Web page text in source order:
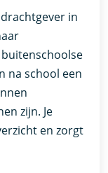
in
na school een
zijn. Je
en zorgt